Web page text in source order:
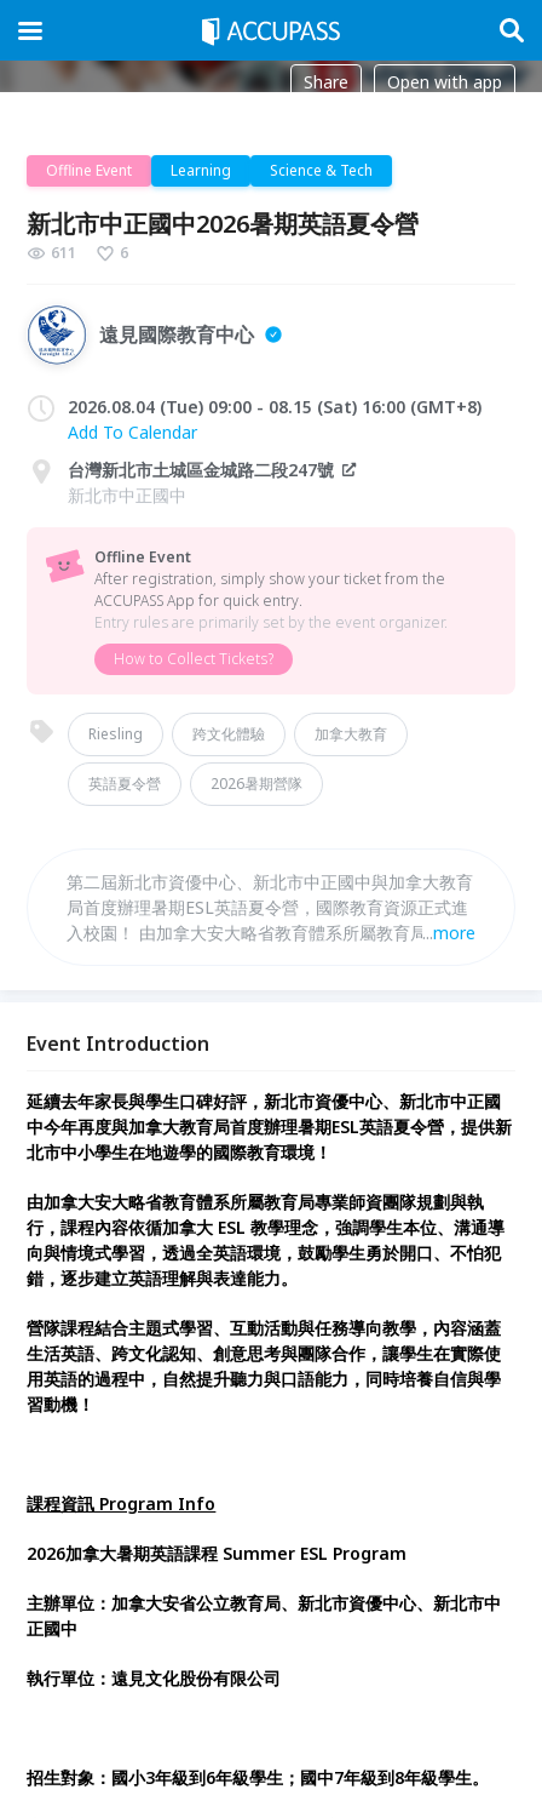
Share Open with app
Offline Event Learning Science & Tech
新北市中正國中2026暑期英語夏令營
611 6
遠見國際教育中心
2026.08.04 (Tue) 09:00 - 08.15 (Sat) 16:00 (GMT+8)
Add To Calendar
台灣新北市土城區金城路二段247號
新北市中正國中
Offline Event
After registration, simply show your ticket from the
ACCUPASS App for quick entry.
Entry rules are primarily set by the event organizer.
How to Collect Tickets?
Riesling 跨文化體驗 加拿大教育
英語夏令營 2026暑期營隊
第二屆新北市資優中心、新北市中正國中與加拿大教育
局首度辦理暑期ESL英語夏令營，國際教育資源正式進
入校園！ 由加拿大安大略省教育體系所屬教育局專業
語理解與表達能力。 營隊課程結合主題式學習、互動
程中，自然提升聽力與口語能力，同時培養自信與學習
動機！
...more
Event Introduction
延續去年家長與學生口碑好評，新北市資優中心、新北市中正國
中今年再度與加拿大教育局首度辦理暑期ESL英語夏令營，提供新
北市中小學生在地遊學的國際教育環境！
由加拿大安大略省教育體系所屬教育局專業師資團隊規劃與執
行，課程內容依循加拿大 ESL 教學理念，強調學生本位、溝通導
向與情境式學習，透過全英語環境，鼓勵學生勇於開口、不怕犯
錯，逐步建立英語理解與表達能力。
營隊課程結合主題式學習、互動活動與任務導向教學，內容涵蓋
生活英語、跨文化認知、創意思考與團隊合作，讓學生在實際使
用英語的過程中，自然提升聽力與口語能力，同時培養自信與學
習動機！
課程資訊 Program Info
2026加拿大暑期英語課程 Summer ESL Program
主辦單位：加拿大安省公立教育局、新北市資優中心、新北市中
正國中
執行單位：遠見文化股份有限公司
招生對象：國小3年級到6年級學生；國中7年級到8年級學生。